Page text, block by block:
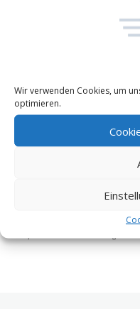
Wir verwenden Cookies, um
optimieren.
1000 l faltbarer
Wasserblase Behälter
Ladefl. Bundeswehr MB
195,00€ inkl. 19% MwSt. zzgl.
EXPRESSO Profi
inkl. 19% MwSt. zzgl.
FUG Y 4
Schwenkkran